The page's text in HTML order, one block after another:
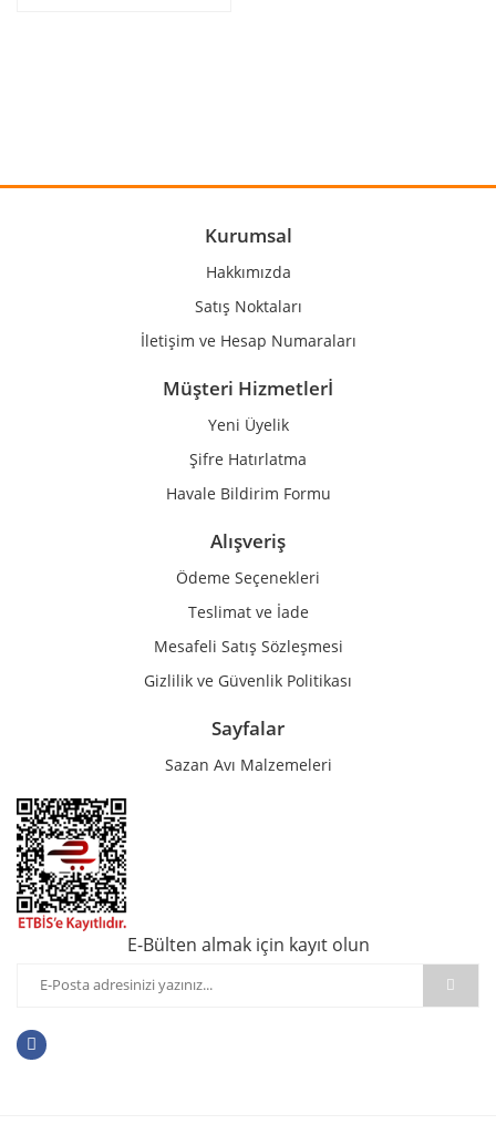
Kurumsal
Hakkımızda
Satış Noktaları
İletişim ve Hesap Numaraları
Müşteri Hizmetlerİ
Yeni Üyelik
Şifre Hatırlatma
Havale Bildirim Formu
Alışveriş
Ödeme Seçenekleri
Teslimat ve İade
Mesafeli Satış Sözleşmesi
Gizlilik ve Güvenlik Politikası
Sayfalar
Sazan Avı Malzemeleri
E-Bülten almak için kayıt olun